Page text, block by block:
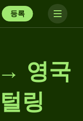
등록
영국
링